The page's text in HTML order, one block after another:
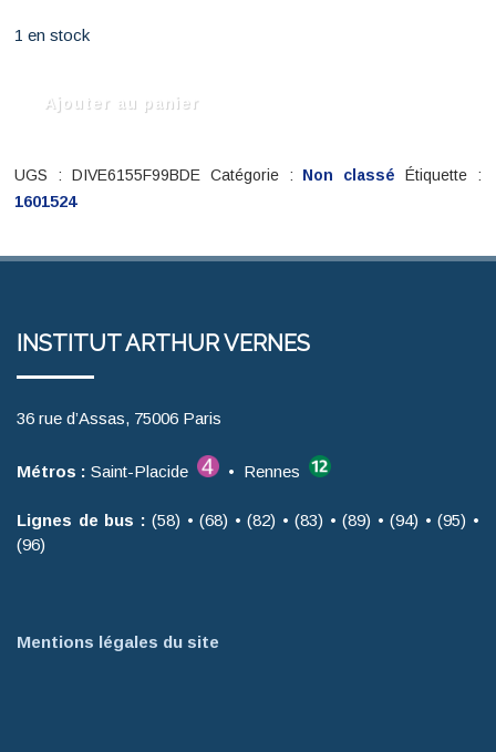
1 en stock
Ajouter au panier
UGS : DIVE6155F99BDE Catégorie : Non classé
Étiquette :
1601524
INSTITUT ARTHUR VERNES
36 rue d’Assas, 75006 Paris
Métros : Saint-Placide • Rennes
Lignes de bus : (58) • (68) • (82) • (83) • (89) • (94) • (95) •
(96)
Mentions légales du site